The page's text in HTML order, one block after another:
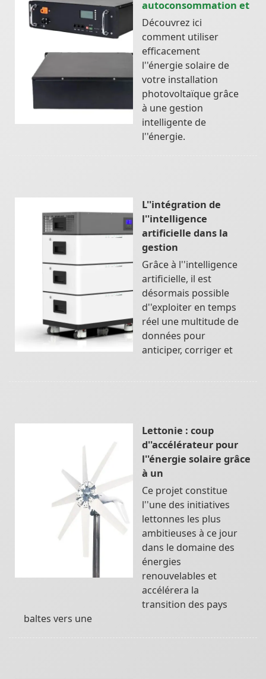
autoconsommation et
Découvrez ici
comment utiliser
efficacement
l''énergie solaire de
votre installation
photovoltaïque grâce
à une gestion
intelligente de
l''énergie.
L''intégration de
l''intelligence
artificielle dans la
gestion
Grâce à l''intelligence
artificielle, il est
désormais possible
d''exploiter en temps
réel une multitude de
données pour
anticiper, corriger et
Lettonie : coup
d''accélérateur pour
l''énergie solaire grâce
à un
Ce projet constitue
l''une des initiatives
lettonnes les plus
ambitieuses à ce jour
dans le domaine des
énergies
renouvelables et
accélérera la
transition des pays
baltes vers une